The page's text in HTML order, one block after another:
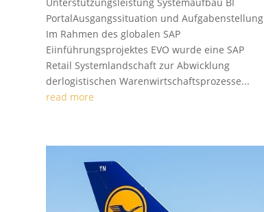
PortalAusgangssituation und Aufgabenstellung
Im Rahmen des globalen SAP
Eiinführungsprojektes EVO wurde eine SAP
Retail Systemlandschaft zur Abwicklung
derlogistischen Warenwirtschaftsprozesse...
read more